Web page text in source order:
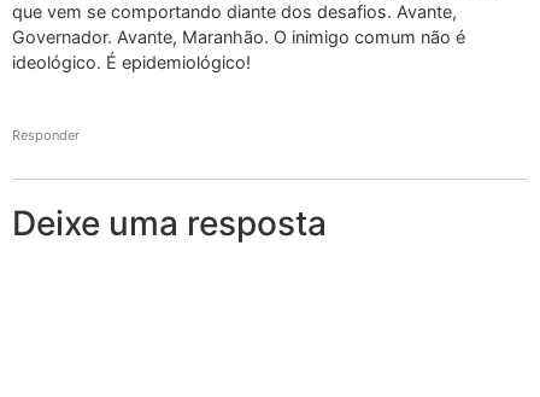
que vem se comportando diante dos desafios. Avante,
Governador. Avante, Maranhão. O inimigo comum não é
ideológico. É epidemiológico!
Responder
Deixe uma resposta